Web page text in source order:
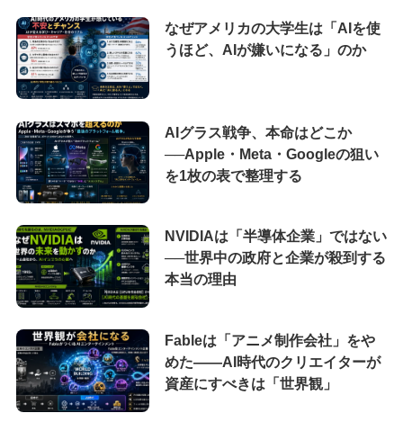
なぜアメリカの大学生は「AIを使
うほど、AIが嫌いになる」のか
AIグラス戦争、本命はどこか
──Apple・Meta・Googleの狙い
を1枚の表で整理する
NVIDIAは「半導体企業」ではない
──世界中の政府と企業が殺到する
本当の理由
Fableは「アニメ制作会社」をや
めた――AI時代のクリエイターが
資産にすべきは「世界観」